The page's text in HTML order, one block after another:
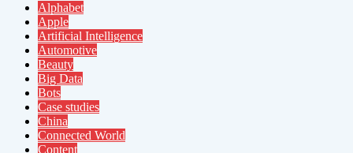
Alphabet
Apple
Artificial Intelligence
Automotive
Beauty
Big Data
Bots
Case studies
China
Connected World
Content